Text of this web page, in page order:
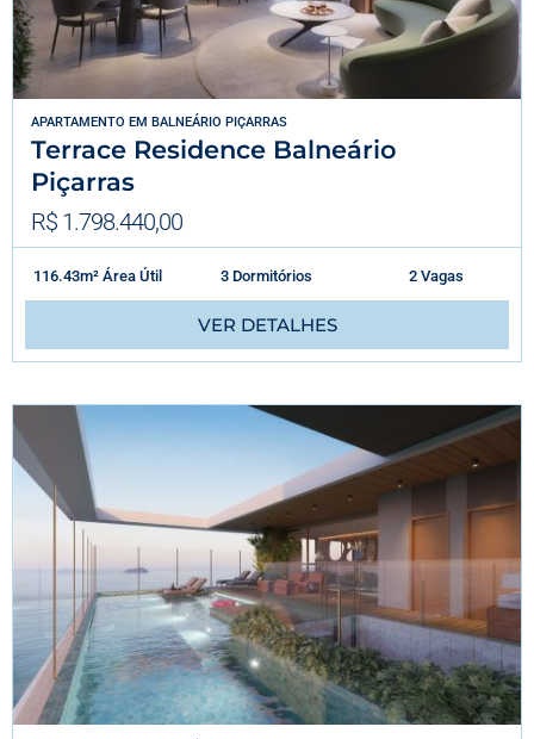
APARTAMENTO EM BALNEÁRIO PIÇARRAS
Terrace Residence Balneário
Piçarras
R$ 1.798.440,00
116.43m² Área Útil 3 Dormitórios 2 Vagas
VER DETALHES